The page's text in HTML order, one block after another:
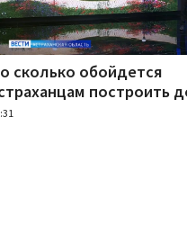
сколько обойдется
построить